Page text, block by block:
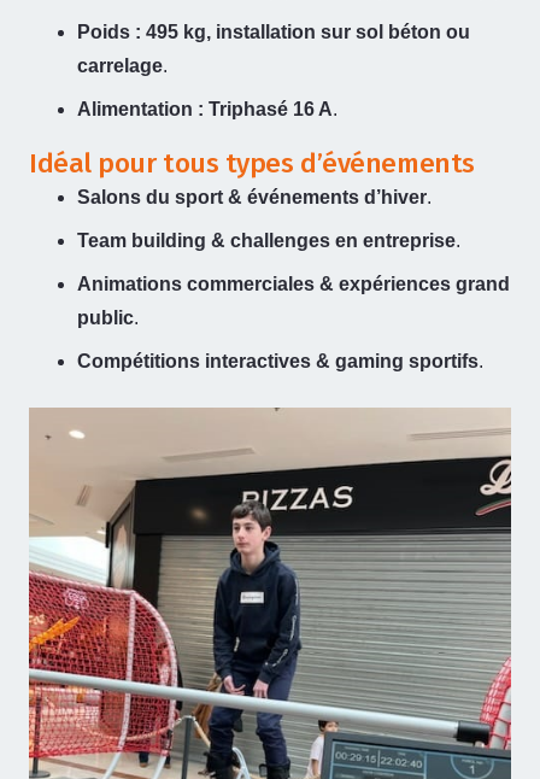
Poids : 495 kg, installation sur sol béton ou
carrelage.
Alimentation : Triphasé 16 A.
Idéal pour tous types d’événements
Salons du sport & événements d’hiver.
Team building & challenges en entreprise.
Animations commerciales & expériences grand
public.
Compétitions interactives & gaming sportifs.